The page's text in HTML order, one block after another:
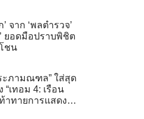
’ จาก ‘พลตำรวจ’
ยอดมือปราบพิชิต
ชน
ระภามณฑล” ใส่สุด
“เทอม 4: เรือน
าทายการแสดง-